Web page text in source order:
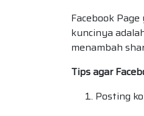
Facebook
kuncinya
menambah
Tips agar
Posting